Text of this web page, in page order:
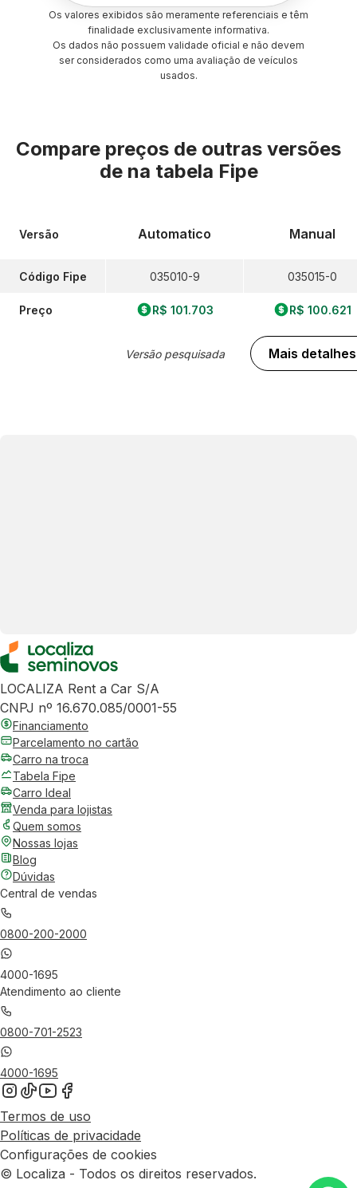
Os valores exibidos são meramente referenciais e têm
finalidade exclusivamente informativa.
Os dados não possuem validade oficial e não devem
ser considerados como uma avaliação de veículos
usados.
Compare preços de outras versões
de na tabela Fipe
Versão
Código Fipe
Preço
Automatico
035010-9
R$ 101.703
Versão pesquisada
Manual
035015-0
R$ 100.621
Mais detalhes
LOCALIZA Rent a Car S/A
CNPJ nº 16.670.085/0001-55
Financiamento
Parcelamento no cartão
Carro na troca
Tabela Fipe
Carro Ideal
Venda para lojistas
Quem somos
Nossas lojas
Blog
Dúvidas
Central de vendas
0800-200-2000
4000-1695
Atendimento ao cliente
0800-701-2523
4000-1695
Termos de uso
Políticas de privacidade
Configurações de cookies
© Localiza - Todos os direitos reservados.